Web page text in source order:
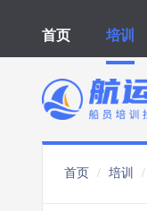
首页 培训
首页 培训